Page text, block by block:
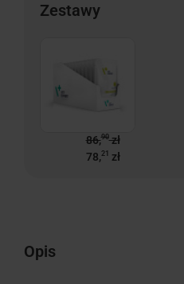
Zestawy
86,90zł
78,21 zł
Opis